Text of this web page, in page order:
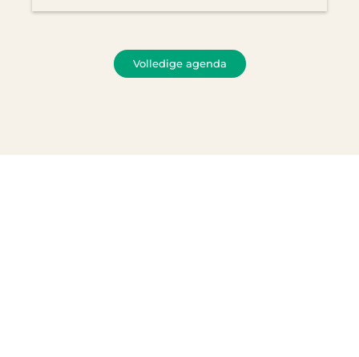
Volledige agenda